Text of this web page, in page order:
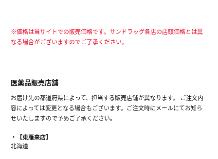
※価格は当サイトでの販売価格です。サンドラッグ各店の店頭価格とは異
なる場合がございますのでご了承ください。
医薬品販売店舗
お届け先の都道府県によって、担当する販売店舗が異なります。 ご注文内
容によっては変更となる場合もございます。ご注文時にメールにてお知ら
せいたしますので予めご了承ください。
【東雁来店】
北海道